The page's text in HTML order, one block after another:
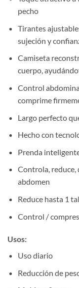
pecho
Tirantes
sujeción y
Camiseta
cuerpo,
Control
comprime
Largo perfecto
Hecho con
Prenda
Controla, reduce,
abdomen
Reduce hasta 1
Control /
Usos:
Uso diario
Reducción de